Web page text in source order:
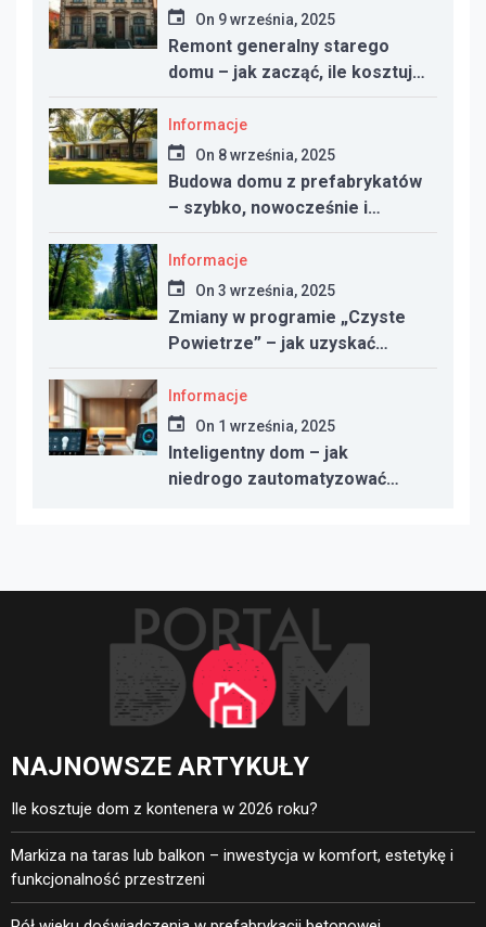
On 9 września, 2025
Remont generalny starego
domu – jak zacząć, ile kosztuje
i na co uważać
Informacje
On 8 września, 2025
Budowa domu z prefabrykatów
– szybko, nowocześnie i
taniej?
Informacje
On 3 września, 2025
Zmiany w programie „Czyste
Powietrze” – jak uzyskać
dotację w 2025 roku
Informacje
On 1 września, 2025
Inteligentny dom – jak
niedrogo zautomatyzować
NAJNOWSZE ARTYKUŁY
Ile kosztuje dom z kontenera w 2026 roku?
Markiza na taras lub balkon – inwestycja w komfort, estetykę i
funkcjonalność przestrzeni